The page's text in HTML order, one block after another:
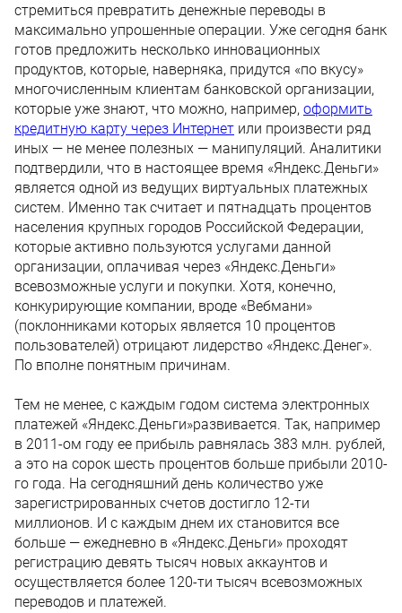
стремиться превратить денежные переводы в
максимально упрошенные операции. Уже сегодня банк
готов предложить несколько инновационных
продуктов, которые, наверняка, придутся «по вкусу»
многочисленным клиентам банковской организации,
которые уже знают, что можно, например, оформить
кредитную карту через Интернет или произвести ряд
иных — не менее полезных — манипуляций. Аналитики
подтвердили, что в настоящее время «Яндекс.Деньги»
является одной из ведущих виртуальных платежных
систем. Именно так считает и пятнадцать процентов
населения крупных городов Российской Федерации,
которые активно пользуются услугами данной
организации, оплачивая через «Яндекс.Деньги»
всевозможные услуги и покупки. Хотя, конечно,
конкурирующие компании, вроде «Вебмани»
(поклонниками которых является 10 процентов
пользователей) отрицают лидерство «Яндекс.Денег».
По вполне понятным причинам.
Тем не менее, с каждым годом система электронных
платежей «Яндекс.Деньги»развивается. Так, например
в 2011-ом году ее прибыль равнялась 383 млн. рублей,
а это на сорок шесть процентов больше прибыли 2010-
го года. На сегодняшний день количество уже
зарегистрированных счетов достигло 12-ти
миллионов. И с каждым днем их становится все
больше — ежедневно в «Яндекс.Деньги» проходят
регистрацию девять тысяч новых аккаунтов и
осуществляется более 120-ти тысяч всевозможных
переводов и платежей.